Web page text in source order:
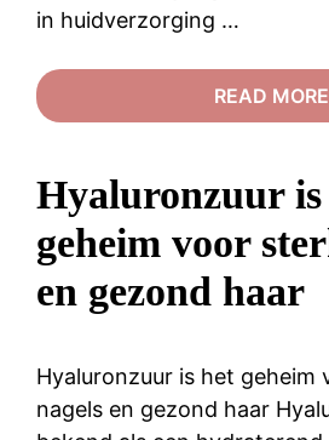
in huidverzorging …
READ MORE
Hyaluronzuur is
geheim voor
en gezond haar
Hyaluronzuur is het geheim
nagels en gezond haar